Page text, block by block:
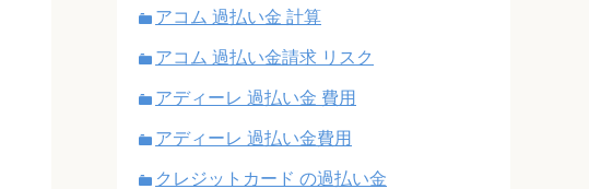
アコム 過払い金 計算
アコム 過払い金請求 リスク
アディーレ 過払い金 費用
アディーレ 過払い金費用
クレジットカード の過払い金